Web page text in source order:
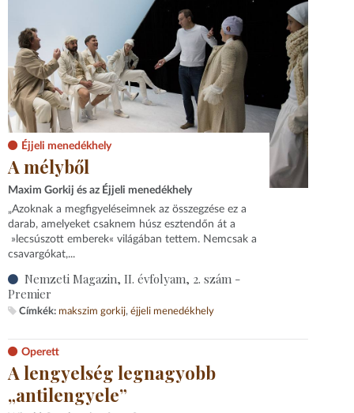
Éjjeli menedékhely
A mélyből
Maxim Gorkij és az Éjjeli menedékhely
„Azoknak a megfigyeléseimnek az összegzése ez a
darab, amelyeket csaknem húsz esztendőn át a
»lecsúszott emberek« világában tettem. Nemcsak a
csavargókat,...
Nemzeti Magazin, II. évfolyam, 2. szám -
Premier
Címkék: makszim gorkij éjjeli menedékhely
Operett
A lengyelség legnagyobb
„antilengyele”